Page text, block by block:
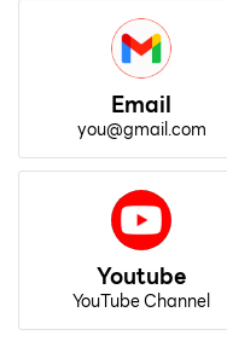
Email
you@gmail.com
Youtube
YouTube Channel